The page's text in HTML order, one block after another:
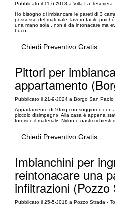
Pubblicato il 11-6-2018 a Villa La Tesoriera
Ho bisogno di imbiancare le pareti di 3
possesso del materiale, lavoro facile
una mano sola , non è da intonacare ma
buco
Chiedi Preventivo Gratis
Pittori per
appartamento
Pubblicato il 21-9-2024 a Borgo San Paolo
Appartamento di 50mq con soggiorno con
piccolo disimpegno. Alla casa è appena
fornisce il materiale. Nylon e nastri richiesti
Chiedi Preventivo Gratis
Imbianchini per
reintonacare una
infiltrazioni (Pozzo
Pubblicato il 25-5-2018 a Pozzo Strada -